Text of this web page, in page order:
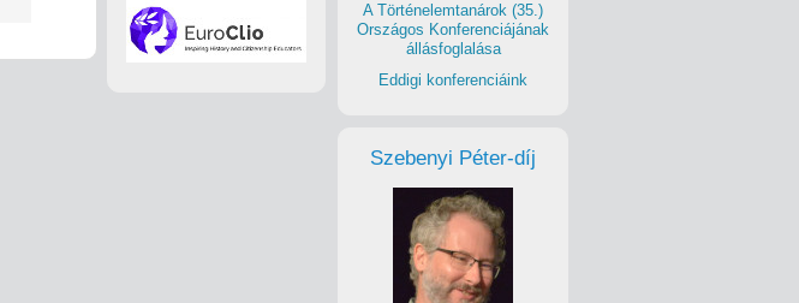
A Történelemtanárok (35.)
Országos Konferenciájának
állásfoglalása
Eddigi konferenciáink
Szebenyi Péter-díj